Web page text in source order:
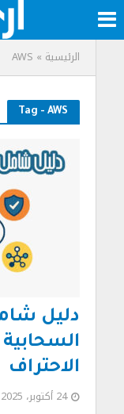
الرئيسية »
AWS
Tag - AWS
دليل
الاحتراف
24 أكتوبر، 2025